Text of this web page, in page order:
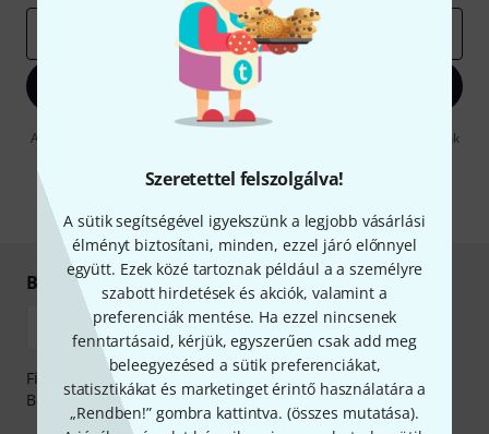
Szeretettel felszolgálva!
A sütik segítségével igyekszünk a legjobb vásárlási
élményt biztosítani, minden, ezzel járó előnnyel
együtt. Ezek közé tartoznak például a a személyre
szabott hirdetések és akciók, valamint a
preferenciák mentése. Ha ezzel nincsenek
fenntartásaid, kérjük, egyszerűen csak add meg
beleegyezésed a sütik preferenciákat,
statisztikákat és marketinget érintő használatára a
„Rendben!” gombra kattintva. (összes mutatása).
Bejelentkezés
A "Bejelentkezés" gombra kattintva elfogadja, hogy e-mailben küldjünk
információkat azdata protection guideline-ben talál.
Biztonságos vásárlás és fizetés
Fizessen biztonságosan, titkosítással: Banki átutalás vagy
Betéti- vagy hitelkártya segítségével